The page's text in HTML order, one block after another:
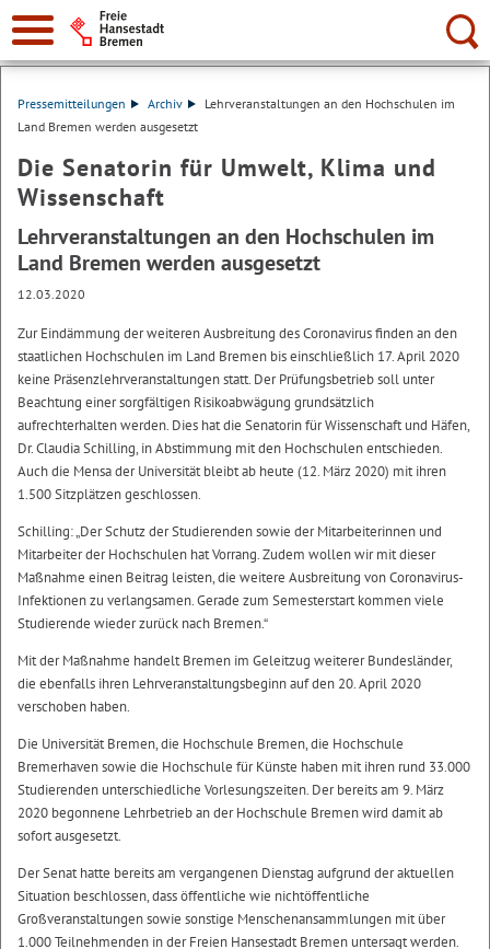
Suche:
Pressemitteilungen Archiv
Lehrveranstaltungen an den Hochschulen im
Land Bremen werden ausgesetzt
Die Senatorin für Umwelt, Klima und
Wissenschaft
Lehrveranstaltungen an den Hochschulen im
Land Bremen werden ausgesetzt
12.03.2020
Zur Eindämmung der weiteren Ausbreitung des Coronavirus finden an den
staatlichen Hochschulen im Land Bremen bis einschließlich 17. April 2020
keine Präsenzlehrveranstaltungen statt. Der Prüfungsbetrieb soll unter
Beachtung einer sorgfältigen Risikoabwägung grundsätzlich
aufrechterhalten werden. Dies hat die Senatorin für Wissenschaft und Häfen,
Dr. Claudia Schilling, in Abstimmung mit den Hochschulen entschieden.
Auch die Mensa der Universität bleibt ab heute (12. März 2020) mit ihren
1.500 Sitzplätzen geschlossen.
Schilling: „Der Schutz der Studierenden sowie der Mitarbeiterinnen und
Mitarbeiter der Hochschulen hat Vorrang. Zudem wollen wir mit dieser
Maßnahme einen Beitrag leisten, die weitere Ausbreitung von Coronavirus-
Infektionen zu verlangsamen. Gerade zum Semesterstart kommen viele
Studierende wieder zurück nach Bremen.“
Mit der Maßnahme handelt Bremen im Geleitzug weiterer Bundesländer,
die ebenfalls ihren Lehrveranstaltungsbeginn auf den 20. April 2020
verschoben haben.
Die Universität Bremen, die Hochschule Bremen, die Hochschule
Bremerhaven sowie die Hochschule für Künste haben mit ihren rund 33.000
Studierenden unterschiedliche Vorlesungszeiten. Der bereits am 9. März
2020 begonnene Lehrbetrieb an der Hochschule Bremen wird damit ab
sofort ausgesetzt.
Der Senat hatte bereits am vergangenen Dienstag aufgrund der aktuellen
Situation beschlossen, dass öffentliche wie nichtöffentliche
Großveranstaltungen sowie sonstige Menschenansammlungen mit über
1.000 Teilnehmenden in der Freien Hansestadt Bremen untersagt werden.